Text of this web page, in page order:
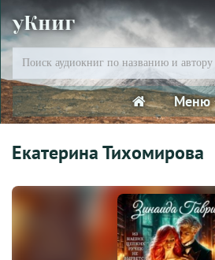
уКниг
Меню
Екатерина Тихомирова